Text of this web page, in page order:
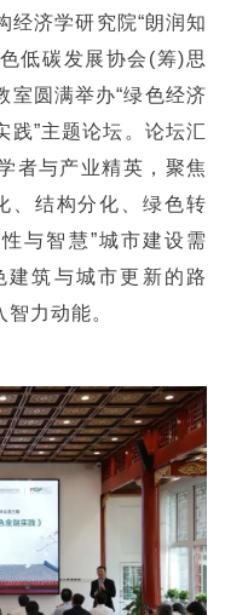
经济学研究院“朗润知
低碳发展协会(筹)思
室圆满举办“绿色经济
践”主题论坛。论坛汇
者与产业精英，聚焦
、结构分化、绿色转
与智慧”城市建设需
筑与城市更新的路
力动能。